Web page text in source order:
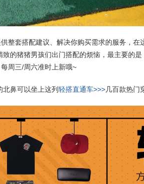
供整套搭配建议、解决你购买需求的服务，
致的猪猪男孩们出门搭配的烦恼，最主要的
每周三/周六准时上新哦~
鼻可以坐上这列轻搭直通车>>>几百款热门